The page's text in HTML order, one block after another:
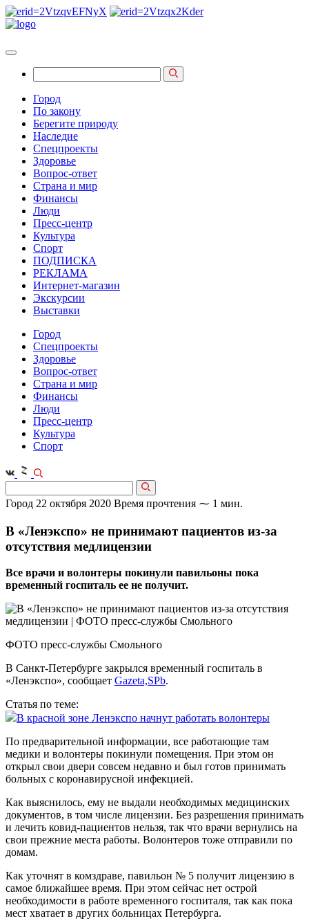
Город
По закону
Берегите природу
Наследие
Спецпроекты
Здоровье
Вопрос-ответ
Страна и мир
Финансы
Люди
Пресс-центр
Культура
Спорт
ПОДПИСКА
РЕКЛАМА
Интернет-магазин
Экскурсии
Выставки
Город
Спецпроекты
Здоровье
Вопрос-ответ
Страна и мир
Финансы
Люди
Пресс-центр
Культура
Спорт
Город 22 октября 2020 Время прочтения ⁓ 1 мин.
В «Ленэкспо» не принимают пациентов из-за
отсутствия медлицензии
Все врачи и волонтеры покинули павильоны пока
временный госпиталь ее не получит.
ФОТО пресс-службы Смольного
В Санкт-Петербурге закрылся временный госпиталь в
«Ленэкспо», сообщает Gazeta,SPb.
Статья по теме:
В красной зоне Ленэкспо начнут работать волонтеры
По предварительной информации, все работающие там
медики и волонтеры покинули помещения. При этом он
открыл свои двери совсем недавно и был готов принимать
больных с коронавирусной инфекцией.
Как выяснилось, ему не выдали необходимых медицинских
документов, в том числе лицензии. Без разрешения принимать
и лечить ковид-пациентов нельзя, так что врачи вернулись на
свои прежние места работы. Волонтеров тоже отправили по
домам.
Как уточнят в комздраве, павильон № 5 получит лицензию в
самое ближайшее время. При этом сейчас нет острой
необходимости в работе временного госпиталя, так как пока
мест хватает в других больницах Петербурга.